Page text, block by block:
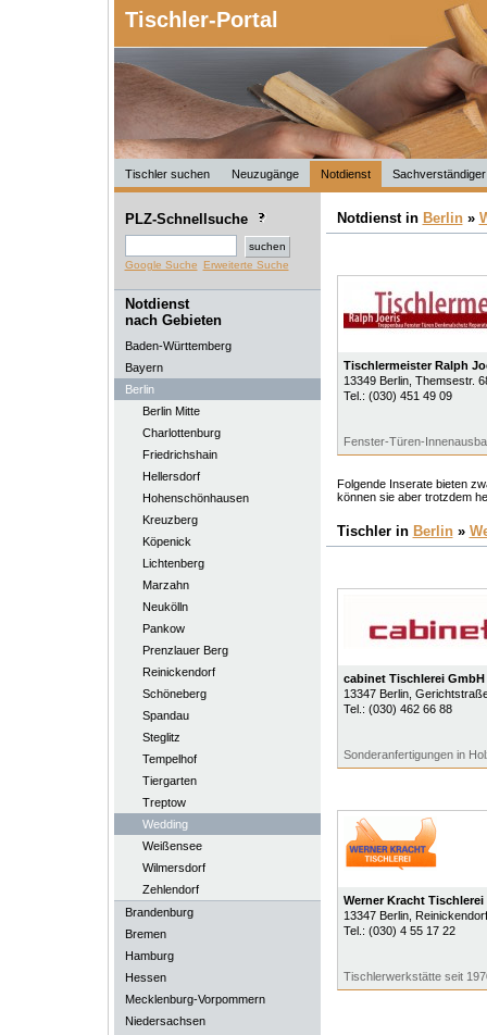
Tischler-Portal
Tischler suchen Neuzugänge Notdienst Sachverständiger
PLZ-Schnellsuche
Google Suche Erweiterte Suche
Notdienst
nach Gebieten
Baden-Württemberg
Bayern
Berlin
Berlin Mitte
Charlottenburg
Friedrichshain
Hellersdorf
Hohenschönhausen
Kreuzberg
Köpenick
Lichtenberg
Marzahn
Neukölln
Pankow
Prenzlauer Berg
Reinickendorf
Schöneberg
Spandau
Steglitz
Tempelhof
Tiergarten
Treptow
Wedding
Weißensee
Wilmersdorf
Zehlendorf
Brandenburg
Bremen
Hamburg
Hessen
Mecklenburg-Vorpommern
Niedersachsen
Notdienst in Berlin»
Tischlermeister Ralph
13349 Berlin, Themsestr.
Tel.: (030) 451 49 09
Fenster-Türen-
Folgende Inserate bieten
können sie aber trotzdem
Tischler in Berlin»
cabinet Tischlerei GmbH
13347 Berlin,
Tel.: (030) 462 66 88
Sonderanfertigungen in
Werner Kracht
13347 Berlin,
Tel.: (030) 4 55 17 22
Tischlerwerkstätte seit